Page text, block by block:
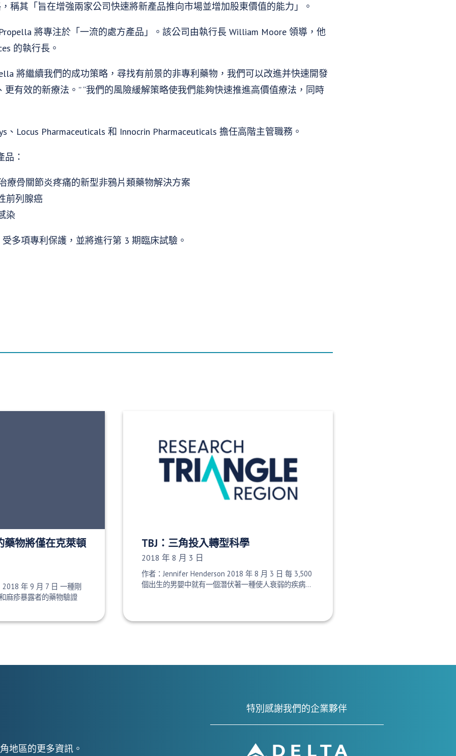
稱其「旨在增強兩家公司快速將新產品推向市場並增加股東價值的能力」。
將專注於「一流的處方產品」。該公司由執行長 William Moore 領導，他
的執行長。
將繼續我們的成功策略，尋找有前景的非專利藥物，我們可以改進并快速開發
有效的新療法。” “我們的風險緩解策略使我們能夠快速推進高價值療法，同時
、Locus Pharmaceuticals 和 Innocrin Pharmaceuticals 擔任高階主管職務。
：
療骨關節炎疼痛的新型非鴉片類藥物解決方案
前列腺癌
染
多項專利保護，並將進行第 3 期臨床試驗。
藥物將僅在克萊頓
2018 年 9 月 7 日 一種剛
麻疹暴露者的藥物驗證
TBJ：三角投入轉型科學
發布日期：
2018 年 8 月 3 日
作者：Jennifer Henderson 2018 年 8 月 3 日 每 3,500
個出生的男嬰中就有一個潛伏著一種使人衰弱的疾病...
地區的更多資訊。
特別感謝我們的企業夥伴